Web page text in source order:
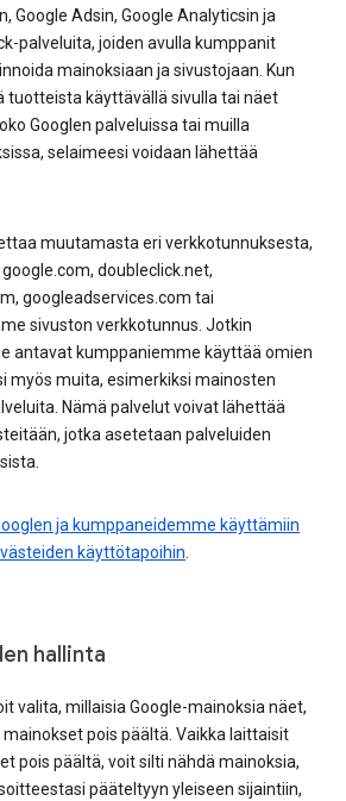
Google Adsin, Google Analyticsin ja
palveluita, joiden avulla kumppanit
mainoksiaan ja sivustojaan. Kun
tuotteista käyttävällä sivulla tai näet
Googlen palveluissa tai muilla
selaimeesi voidaan lähettää
muutamasta eri verkkotunnuksesta,
doubleclick.net,
googleadservices.com tai
sivuston verkkotunnus. Jotkin
antavat kumppaniemme käyttää omien
myös muita, esimerkiksi mainosten
Nämä palvelut voivat lähettää
jotka asetetaan palveluiden
ja kumppaneidemme käyttämiin
käyttötapoihin.
hallinta
valita, millaisia Google-mainoksia näet,
pois päältä. Vaikka laittaisit
pois päältä, voit silti nähdä mainoksia,
pääteltyyn yleiseen sijaintiin,